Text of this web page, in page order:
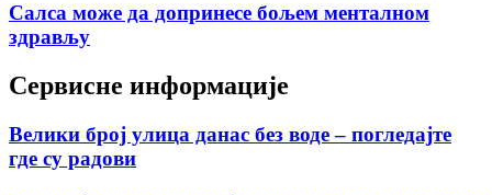
Салса може да допринесе бољем менталном
здрављу
Сервисне информације
Велики број улица данас без воде – погледајте
где су радови